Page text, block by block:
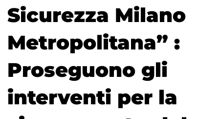
Sicurezza Milano
Metropolitana” :
Proseguono gli
interventi per la